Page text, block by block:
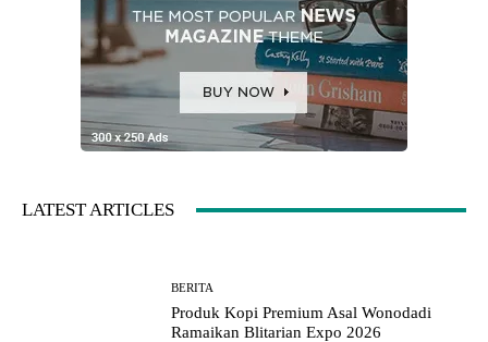
LATEST ARTICLES
BERITA
Produk Kopi Premium Asal Wonodadi
Ramaikan Blitarian Expo 2026